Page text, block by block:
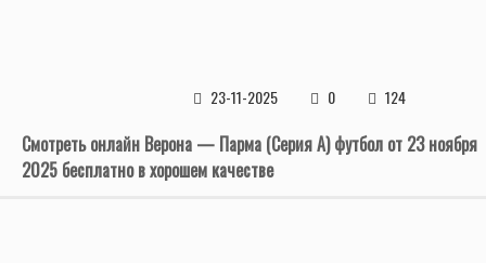
23-11-2025 0 124
Смотреть онлайн Верона — Парма (Серия А) футбол от 23 ноября
2025 бесплатно в хорошем качестве